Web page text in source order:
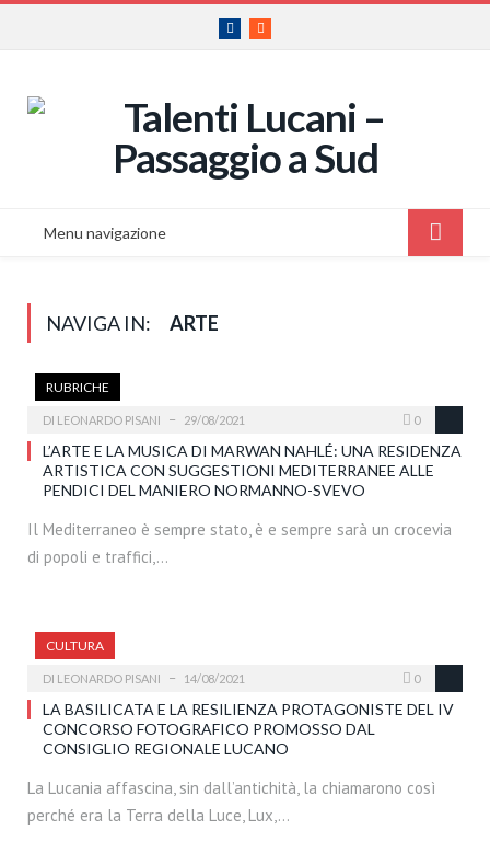
Facebook
RSS
Menu navigazione
NAVIGA IN: ARTE
RUBRICHE
DI LEONARDO PISANI 29/08/2021 0
L’ARTE E LA MUSICA DI MARWAN NAHLÉ: UNA RESIDENZA
ARTISTICA CON SUGGESTIONI MEDITERRANEE ALLE
PENDICI DEL MANIERO NORMANNO-SVEVO
Il Mediterraneo è sempre stato, è e sempre sarà un crocevia
di popoli e traffici,…
CULTURA
DI LEONARDO PISANI 14/08/2021 0
LA BASILICATA E LA RESILIENZA PROTAGONISTE DEL IV
CONCORSO FOTOGRAFICO PROMOSSO DAL
CONSIGLIO REGIONALE LUCANO
La Lucania affascina, sin dall’antichità, la chiamarono così
perché era la Terra della Luce, Lux,…